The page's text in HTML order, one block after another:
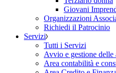
Giovani
Organizzazioni
Richiedi il Patrocinio
Servizi
Tutti i Servizi
Avvio e gestione delle
Area contabilità e